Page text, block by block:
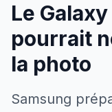
Le
pourrait
la photo
Samsung